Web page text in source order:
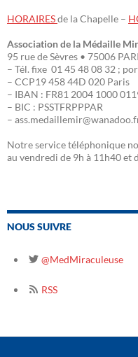
HORAIRESde la Chapelle –
Association de la Médaille
95 rue de Sèvres • 75006
– Tél. fixe 01 45 48 08 32 ;
– CCP19 458 44D 020 Paris
– IBAN : FR81 2004 1000
– BIC : PSSTFRPPPAR
–
Notre service téléphonique
au vendredi de 9h à 11h40 et
NOUS SUIVRE
@MedMiraculeuse
RSS